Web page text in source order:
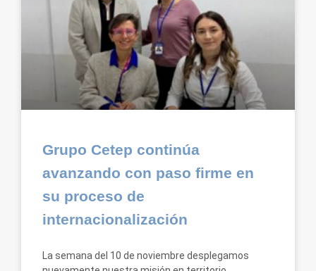
Grupo Cetep continúa
avanzando con paso firme en
su proceso de
internacionalización
La semana del 10 de noviembre desplegamos